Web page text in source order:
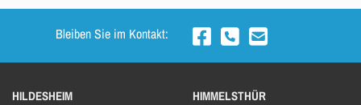
Bleiben Sie im Kontakt:   
HILDESHEIM
HIMMELSTHÜR